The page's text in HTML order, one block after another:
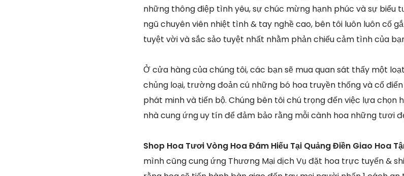
những thông điệp tình yêu, sự chúc mừng hạnh phúc và sự biểu
ngũ chuyên viên nhiệt tình & tay nghề cao, bên tôi luôn luôn cố
tuyệt vời và sắc sảo tuyệt nhất nhằm phản chiếu cảm tình của
Ở cửa hàng của chúng tôi, các bạn sẽ mua quan sát thấy một
chủng loại, trường đoản cú những bó hoa truyền thống và cổ
phát minh và tiến bộ. Chúng bên tôi chú trọng đến việc lựa
nhà cung ứng uy tín để đảm bảo rằng mỗi cành hoa những tươi
Shop Hoa Tươi Vòng Hoa Đám Hiếu Tại Quảng Điền Giao Hoa
mình cũng cung ứng Thương Mại dịch Vụ đặt hoa trực tuyến &